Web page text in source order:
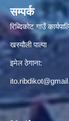
सम्पर्क
रिब्दिकोट गाउँ
खस्यौली पाल्पा
इमेल ठेगाना: